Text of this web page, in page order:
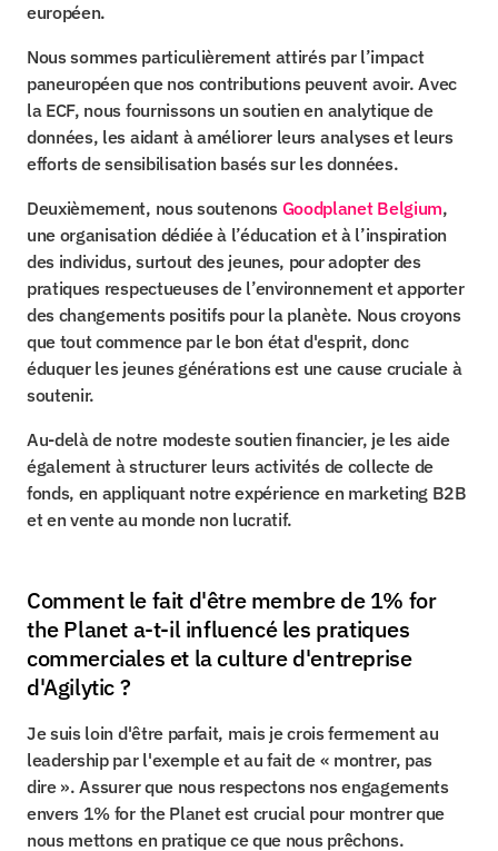
européen.
Nous sommes particulièrement attirés par l’impact
paneuropéen que nos contributions peuvent avoir. Avec
la ECF, nous fournissons un soutien en analytique de
données, les aidant à améliorer leurs analyses et leurs
efforts de sensibilisation basés sur les données.
Deuxièmement, nous soutenons Goodplanet Belgium,
une organisation dédiée à l’éducation et à l’inspiration
des individus, surtout des jeunes, pour adopter des
pratiques respectueuses de l’environnement et apporter
des changements positifs pour la planète. Nous croyons
que tout commence par le bon état d'esprit, donc
éduquer les jeunes générations est une cause cruciale à
soutenir.
Au-delà de notre modeste soutien financier, je les aide
également à structurer leurs activités de collecte de
fonds, en appliquant notre expérience en marketing B2B
et en vente au monde non lucratif.
Comment le fait d'être membre de 1% for
the Planet a-t-il influencé les pratiques
commerciales et la culture d'entreprise
d'Agilytic ?
Je suis loin d'être parfait, mais je crois fermement au
leadership par l'exemple et au fait de « montrer, pas
dire ». Assurer que nous respectons nos engagements
envers 1% for the Planet est crucial pour montrer que
nous mettons en pratique ce que nous prêchons.